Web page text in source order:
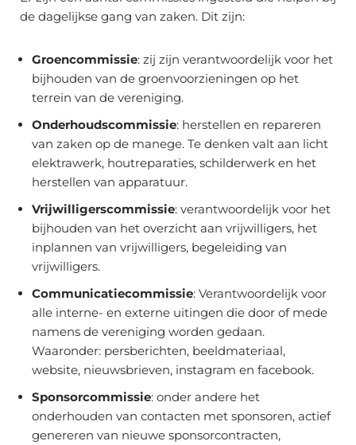
de dagelijkse gang van zaken. Dit zijn:
Groencommissie: zij zijn verantwoordelijk voor het
bijhouden van de groenvoorzieningen op het
terrein van de vereniging.
Onderhoudscommissie: herstellen en repareren
van zaken op de manege. Te denken valt aan licht
elektrawerk, houtreparaties, schilderwerk en het
herstellen van apparatuur.
Vrijwilligerscommissie: verantwoordelijk voor het
bijhouden van het overzicht aan vrijwilligers, het
inplannen van vrijwilligers, begeleiding van
vrijwilligers.
Communicatiecommissie: Verantwoordelijk voor
alle interne- en externe uitingen die door of mede
namens de vereniging worden gedaan.
Waaronder: persberichten, beeldmateriaal,
website, nieuwsbrieven, instagram en facebook.
Sponsorcommissie: onder andere het
onderhouden van contacten met sponsoren, actief
genereren van nieuwe sponsorcontracten,